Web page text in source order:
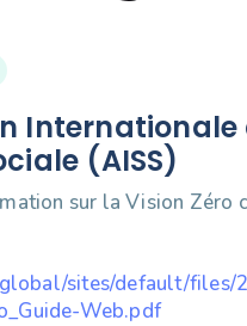
Internationale
(AISS)
sur la Vision Zéro
sites/default/files/
Web.pdf